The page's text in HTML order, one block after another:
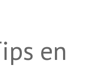
en